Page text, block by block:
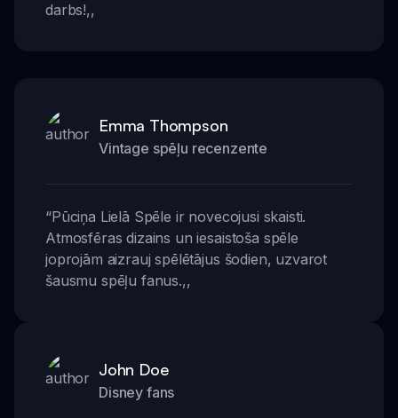
darbs!,,
Emma Thompson
Vintage spēļu recenzente
“Pūciņa Lielā Spēle ir novecojusi skaisti.
Atmosfēras dizains un iesaistoša spēle
joprojām aizrauj spēlētājus šodien, uzvarot
šausmu spēļu fanus.,,
John Doe
Disney fans